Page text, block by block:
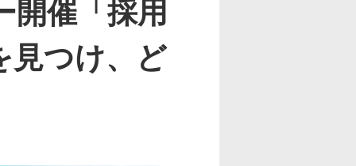
開催「採用
見つけ、ど